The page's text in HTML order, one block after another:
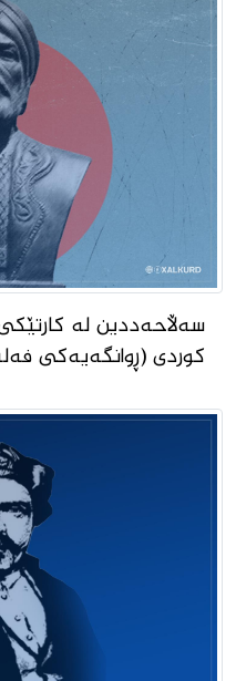
سەڵاحەددین لە
کوردی (ڕوانگەیەکی